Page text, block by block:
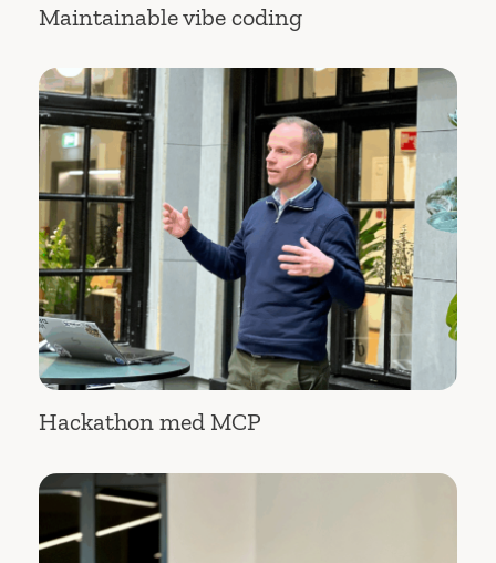
Maintainable vibe coding
Hackathon med MCP